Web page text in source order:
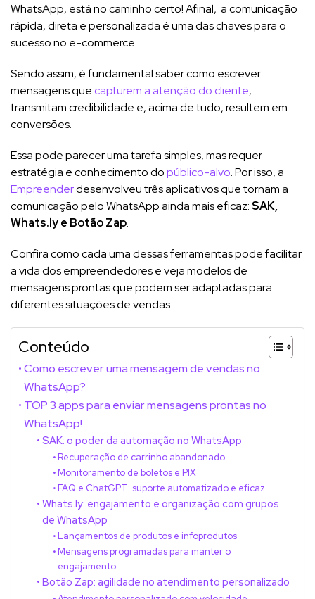
WhatsApp, está no caminho certo! Afinal, a comunicação
rápida, direta e personalizada é uma das chaves para o
sucesso no e-commerce.
Sendo assim, é fundamental saber como escrever
mensagens que capturem a atenção do cliente,
transmitam credibilidade e, acima de tudo, resultem em
conversões.
Essa pode parecer uma tarefa simples, mas requer
estratégia e conhecimento dopúblico-alvo. Por isso, a
Empreenderdesenvolveu três aplicativos que tornam a
comunicação pelo WhatsApp ainda mais eficaz:SAK,
Whats.ly e Botão Zap.
Confira como cada uma dessas ferramentas pode facilitar
a vida dos empreendedores e veja modelos de
mensagens prontas que podem ser adaptadas para
diferentes situações de vendas.
Conteúdo
Como escrever uma mensagem de vendas no
WhatsApp?
TOP 3 apps para enviar mensagens prontas no
WhatsApp!
SAK: o poder da automação no WhatsApp
Recuperação de carrinho abandonado
Monitoramento de boletos e PIX
FAQ e ChatGPT: suporte automatizado e eficaz
Whats.ly: engajamento e organização com grupos
de WhatsApp
Lançamentos de produtos e infoprodutos
Mensagens programadas para manter o
engajamento
Botão Zap: agilidade no atendimento personalizado